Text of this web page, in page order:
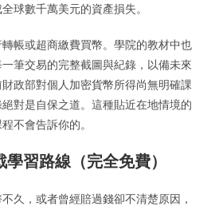
球數千萬美元的資產損失。
帳或超商繳費買幣。學院的教材中也
筆交易的完整截圖與紀錄，以備未來
政部對個人加密貨幣所得尚無明確課
對是自保之道。這種貼近在地情境的
不會告訴你的。
習路線（完全免費）
久，或者曾經賠過錢卻不清楚原因，